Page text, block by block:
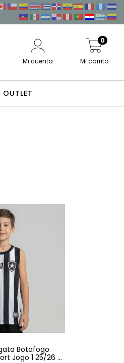
Mi cuenta Mi carrito
0
OUTLET
Botafogo
Jogo 1 25/26 -